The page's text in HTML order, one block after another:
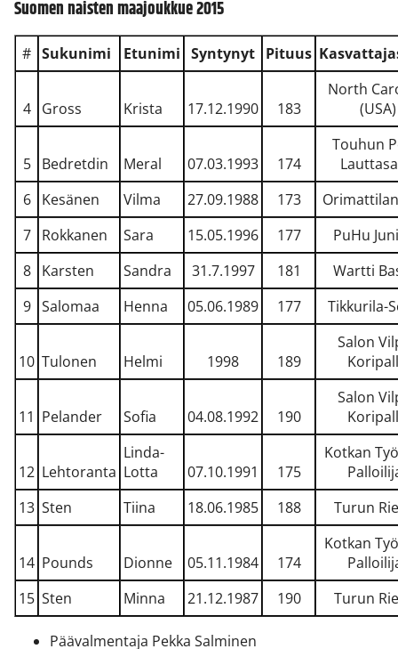
Suomen naisten maajoukkue 2015
# Sukunimi Etunimi Syntynyt Pituus
4 Gross Krista 17.12.1990 183
North
(USA)
5 Bedretdin Meral 07.03.1993 174
Touhun
6
Kesänen Vilma 27.09.1988 173
7
Rokkanen Sara 15.05.1996 177
PuHu
8
Karsten Sandra 31.7.1997 181
Wartti
9 Salomaa Henna 05.06.1989 177 Tikkurila-
10 Tulonen Helmi 1998 189
Salon
11 Pelander Sofia 04.08.1992 190
Salon
12 Lehtoranta
Linda-
Lotta
07.10.1991 175
Kotkan
13 Sten Tiina 18.06.1985 188 Turun
14 Pounds Dionne 05.11.1984 174
Kotkan
15 Sten Minna 21.12.1987 190 Turun
Päävalmentaja Pekka Salminen